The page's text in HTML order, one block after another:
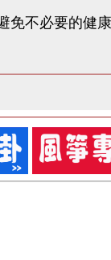
不必要的健康